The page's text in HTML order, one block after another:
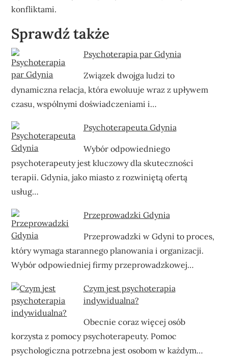
konfliktami.
Sprawdź także
Psychoterapia par Gdynia
Związek dwojga ludzi to
dynamiczna relacja, która ewoluuje wraz z upływem
czasu, wspólnymi doświadczeniami i…
Psychoterapeuta Gdynia
Wybór odpowiedniego
psychoterapeuty jest kluczowy dla skuteczności
terapii. Gdynia, jako miasto z rozwiniętą ofertą
usług…
Przeprowadzki Gdynia
Przeprowadzki w Gdyni to proces,
który wymaga starannego planowania i organizacji.
Wybór odpowiedniej firmy przeprowadzkowej…
Czym jest psychoterapia
indywidualna?
Obecnie coraz więcej osób
korzysta z pomocy psychoterapeuty. Pomoc
psychologiczna potrzebna jest osobom w każdym…